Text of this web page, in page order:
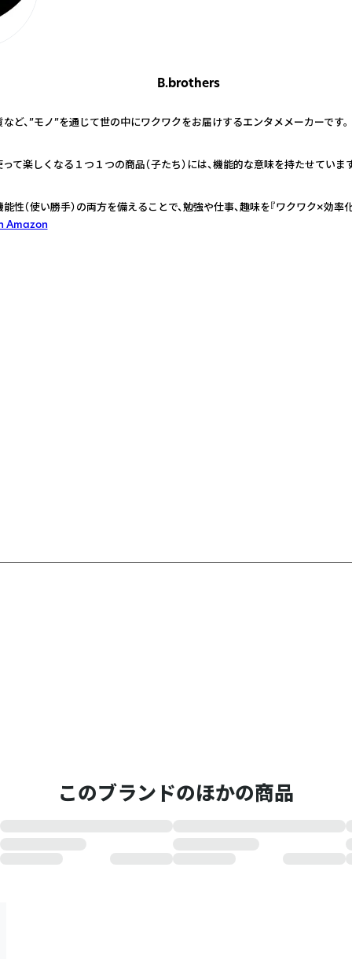
B.brothers
など、”モノ”を通じて世の中にワクワクをお届けするエンタメメーカーです。
て楽しくなる１つ１つの商品（子たち）には、機能的な意味を持たせていま
能性（使い勝手）の両方を備えることで、勉強や仕事、趣味を『ワクワク×効率
Amazon
このブランドのほかの商品